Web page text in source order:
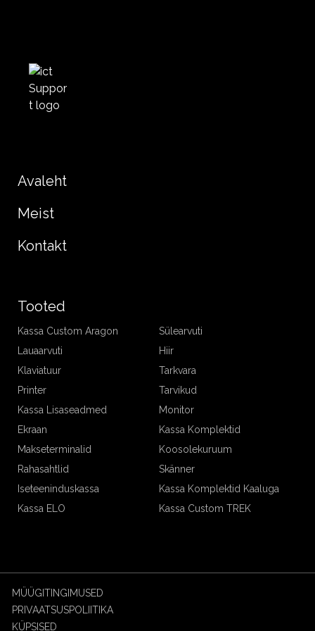
Avaleht
Meist
Kontakt
Tooted
Kassa Custom Aragon
Sülearvuti
Lauaarvuti
Hiir
Klaviatuur
Tarkvara
Printer
Tarvikud
Kassa Lisaseadmed
Monitor
Ekraan
Kassa Komplektid
Makseterminalid
Koosolekuruum
Rahasahtlid
Skänner
Iseteeninduskassa
Kassa Komplektid Kaaluga
Kassa ELO
Kassa Custom TREK
MÜÜGITINGIMUSED
PRIVAATSUSPOLIITIKA
KÜPSISED